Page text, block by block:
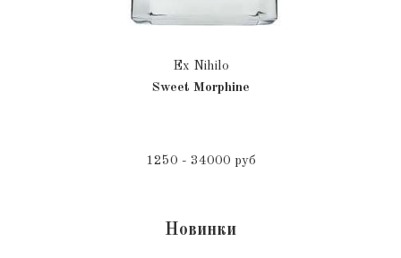
Ex Nihilo
Sweet Morphine
1250 - 34000 руб
Новинки